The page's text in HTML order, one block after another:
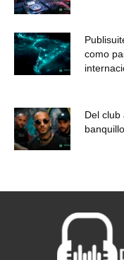
como
Del club
banquillo